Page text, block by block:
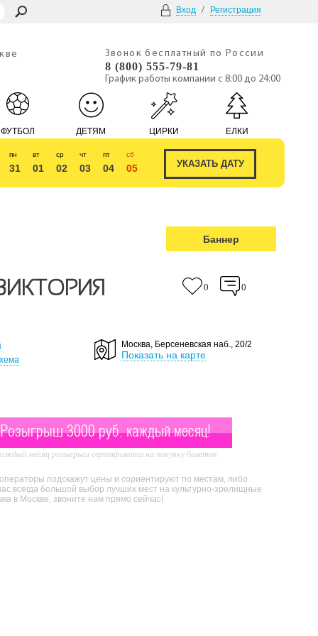
Вход / Регистрация
Звонок бесплатный по России
8 (800) 555-79-81
График работы компании с 8:00 до 24:00
ФУТБОЛ ДЕТЯМ ЦИРКИ ЕЛКИ
пн
31
вт
01
ср
02
чт
03
пт
04
сб
05
Баннер
0 0
Москва, Берсеневская наб., 20/2
Показать на карте
Розыгрыш 3000 руб. каждый месяц!
месяц розыгрыш сертификата на покупку билетов
подскажут цены и сориентируют по местам, либо
всегда большой выбор лучших мест на культурно-зрелищные
в Москве, звоните нам прямо сейчас!